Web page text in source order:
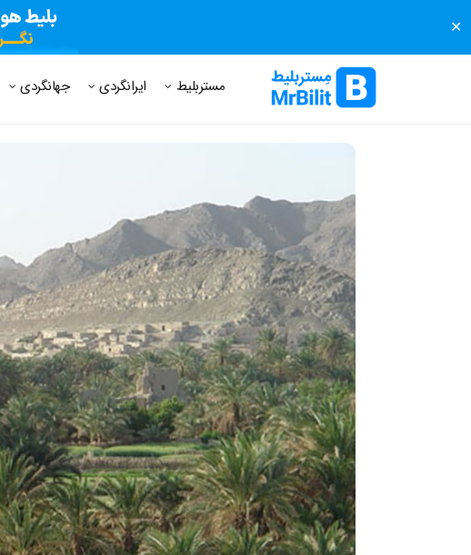
✕
مستر بلیط مجله مستر بلیط پرسش های متداول
مستربلیط ایرانگردی جهانگردی